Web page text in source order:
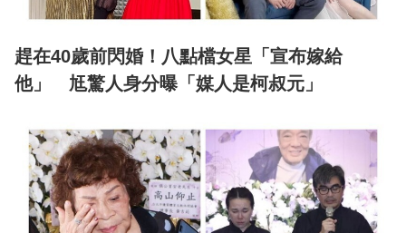
趕在40歲前閃婚！八點檔女星「宣布嫁給
他」 尪驚人身分曝「媒人是柯叔元」